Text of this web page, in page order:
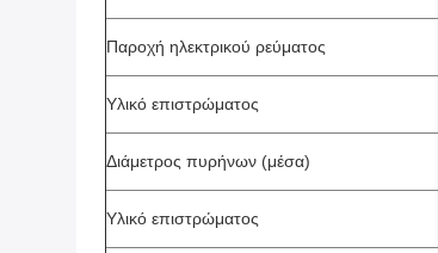
Παροχή ηλεκτρικού ρεύματος
Υλικό επιστρώματος
Διάμετρος πυρήνων (μέσα)
Υλικό επιστρώματος